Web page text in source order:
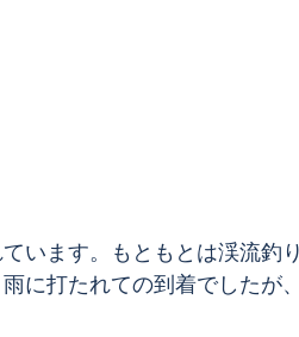
います。もともとは渓流釣
に打たれての到着でしたが